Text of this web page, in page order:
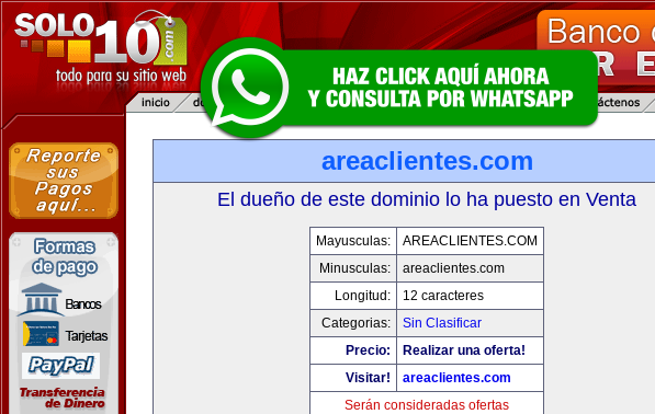
areaclientes.com
El dueño de este dominio lo ha puesto en Venta
Mayusculas:
AREACLIENTES.COM
Minusculas:
areaclientes.com
Longitud:
12 caracteres
Categorias:
Sin Clasificar
Precio:
Realizar una oferta!
Visitar!
areaclientes.com
Serán consideradas ofertas